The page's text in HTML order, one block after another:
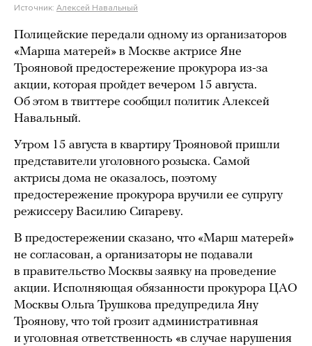
Источник: Алексей Навальный
Полицейские передали одному из организаторов
«Марша матерей» в Москве актрисе Яне
Трояновой предостережение прокурора из-за
акции, которая пройдет вечером 15 августа.
Об этом в твиттере сообщил политик Алексей
Навальный.
Утром 15 августа в квартиру Трояновой пришли
представители уголовного розыска. Самой
актрисы дома не оказалось, поэтому
предостережение прокурора вручили ее супругу
режиссеру Василию Сигареву.
В предостережении сказано, что «Марш матерей»
не согласован, а организаторы не подавали
в правительство Москвы заявку на проведение
акции. Исполняющая обязанности прокурора ЦАО
Москвы Ольга Трушкова предупредила Яну
Троянову, что той грозит административная
и уголовная ответственность «в случае нарушения